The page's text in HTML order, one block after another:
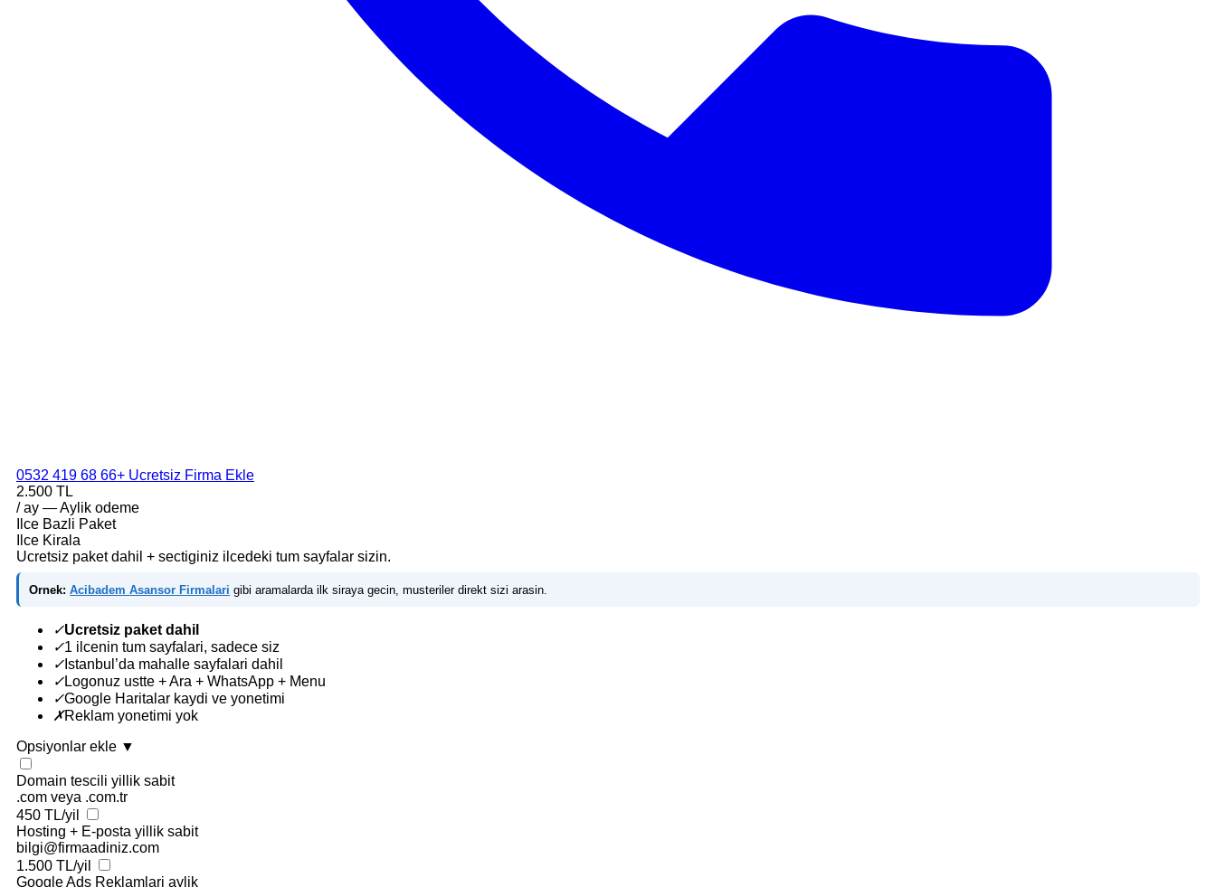
0532 419 68 66+ Ucretsiz Firma Ekle
2.500 TL
/ ay — Aylik odeme
Ilce Bazli Paket
Ilce Kirala
Ucretsiz paket dahil + sectiginiz ilcedeki tum sayfalar sizin.
Ornek: Acibadem Asansor Firmalari gibi aramalarda ilk siraya gecin, musteriler direkt sizi arasin.
✓Ucretsiz paket dahil
✓1 ilcenin tum sayfalari, sadece siz
✓ Istanbul’da mahalle sayfalari dahil
✓Logonuz ustte + Ara + WhatsApp + Menu
✓Google Haritalar kaydi ve yonetimi
✗Reklam yonetimi yok
Opsiyonlar ekle ▼
Domain tescili yillik sabit
.com veya .com.tr
450 TL/yil
Hosting + E-posta yillik sabit
bilgi@firmaadiniz.com
1.500 TL/yil
Google Ads Reklamlari aylik